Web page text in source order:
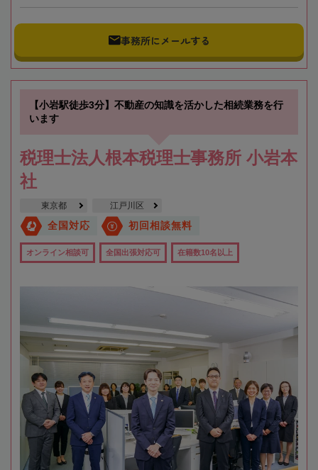
事務所にメールする
【小岩駅徒歩3分】不動産の知識を活かした相続業務を行
います
税理士法人根本税理士事務所 小岩本
社
東京都 江戸川区
全国対応 初回相談無料
オンライン相談可 全国出張対応可 在籍数10名以上